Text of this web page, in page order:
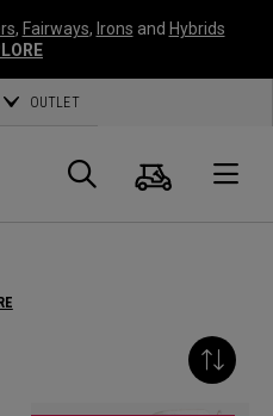
, Fairways, Irons and Hybrids
OUTLET
Suche